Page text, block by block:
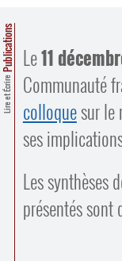
Lire et Écrire
Publications Le11
Communauté
colloquesur le
ses
Les synthèses
présentés sont